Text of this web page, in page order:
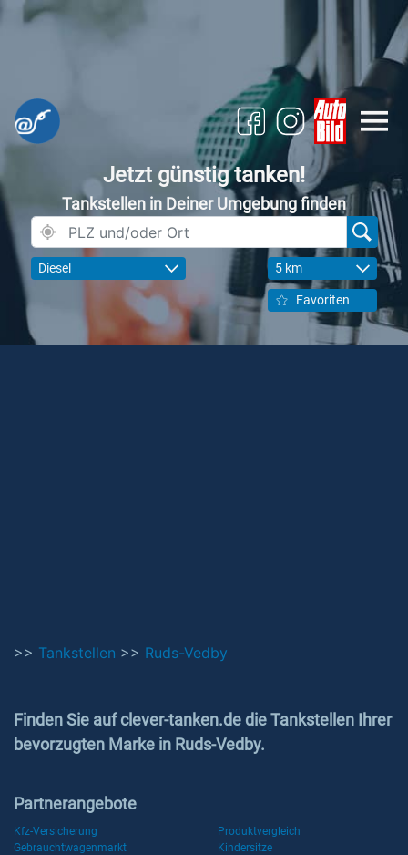
Jetzt günstig tanken!
Tankstellen in Deiner Umgebung finden
Diesel 5 km
Favoriten
>> Tankstellen >> Ruds-Vedby
Finden Sie auf clever-tanken.de die Tankstellen Ihrer
bevorzugten Marke in Ruds-Vedby.
Partnerangebote
Kfz-Versicherung
Produktvergleich
Gebrauchtwagenmarkt
Kindersitze